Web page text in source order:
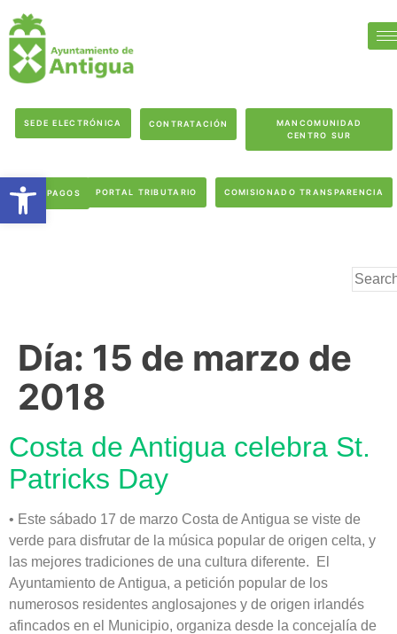
SEDE ELECTRÓNICA CONTRATACIÓN
MANCOMUNIDAD
CENTRO SUR
PAGOS PORTAL TRIBUTARIO COMISIONADO TRANSPARENCIA
Día: 15 de marzo de
2018
Costa de Antigua celebra St.
Patricks Day
• Este sábado 17 de marzo Costa de Antigua se viste de
verde para disfrutar de la música popular de origen celta, y
las mejores tradiciones de una cultura diferente. El
Ayuntamiento de Antigua, a petición popular de los
numerosos residentes anglosajones y de origen irlandés
afincados en el Municipio, organiza desde la concejalía de
Abrir barra de herramientas